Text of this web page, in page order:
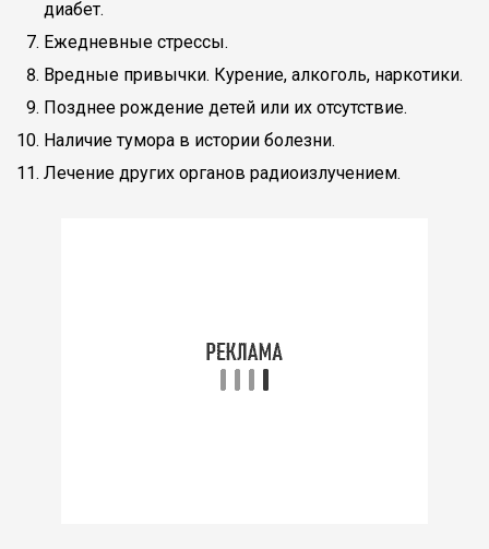
диабет.
Ежедневные стрессы.
Вредные привычки. Курение, алкоголь, наркотики.
Позднее рождение детей или их отсутствие.
Наличие тумора в истории болезни.
Лечение других органов радиоизлучением.